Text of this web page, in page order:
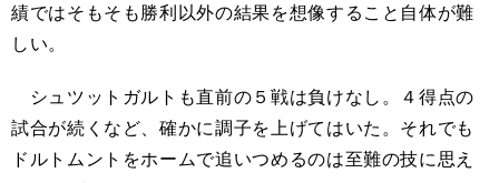
績ではそもそも勝利以外の結果を想像すること自体が難
しい。
シュツットガルトも直前の５戦は負けなし。４得点の
試合が続くなど、確かに調子を上げてはいた。それでも
ドルトムントをホームで追いつめるのは至難の技に思え